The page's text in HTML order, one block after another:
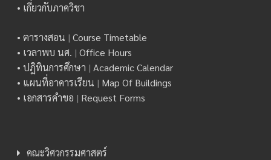
• เกี่ยวกับภาควิชา
• ตารางสอน | Course Timetable
• เวลาพบ นศ. | Office Hours
• ปฎิทินการศึกษา | Academic Calendar
• แผนที่อาคารเรียน | Map Of Buildings
• เอกสารคำขอ | Request Forms
คณะวิศวกรรมศาสตร์